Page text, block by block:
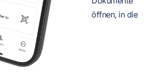
öffnen, in die